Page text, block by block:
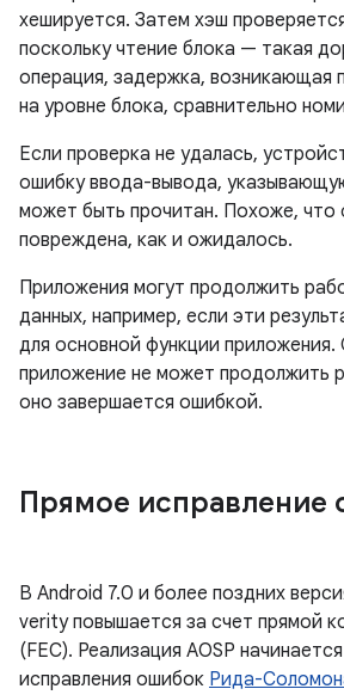
хешируется. Затем хэш
поскольку чтение блока — такая
операция, задержка, возникающая
на уровне блока, сравнительно
Если проверка не удалась,
ошибку ввода-вывода,
может быть прочитан. Похоже, что
повреждена, как и ожидалось.
Приложения могут продолжить
данных, например, если эти
для основной функции приложения.
приложение не может продолжить
оно завершается ошибкой.
Прямое исправление
В Android 7.0 и более поздних
verity повышается за счет прямой
(FEC). Реализация AOSP
исправления ошибок Рида-